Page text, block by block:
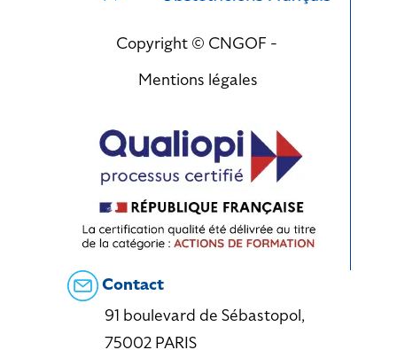
Copyright © CNGOF -
Mentions légales
Contact
91 boulevard de Sébastopol,
75002 PARIS